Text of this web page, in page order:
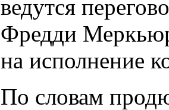
ведутся
Фредди
на исполнение
По словам